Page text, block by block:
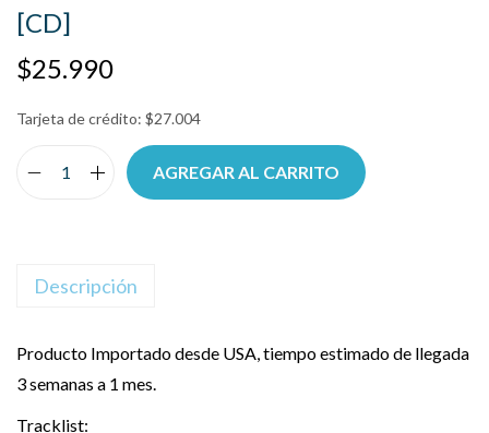
[CD]
$25.990
Tarjeta de crédito: $27.004
AGREGAR AL CARRITO
Descripción
Producto Importado desde USA, tiempo estimado de llegada
3 semanas a 1 mes.
Tracklist: